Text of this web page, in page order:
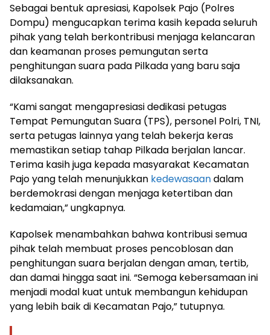
Sebagai bentuk apresiasi, Kapolsek Pajo (Polres
Dompu) mengucapkan terima kasih kepada seluruh
pihak yang telah berkontribusi menjaga kelancaran
dan keamanan proses pemungutan serta
penghitungan suara pada Pilkada yang baru saja
dilaksanakan.
“Kami sangat mengapresiasi dedikasi petugas
Tempat Pemungutan Suara (TPS), personel Polri, TNI,
serta petugas lainnya yang telah bekerja keras
memastikan setiap tahap Pilkada berjalan lancar.
Terima kasih juga kepada masyarakat Kecamatan
Pajo yang telah menunjukkan kedewasaandalam
berdemokrasi dengan menjaga ketertiban dan
kedamaian,” ungkapnya.
Kapolsek menambahkan bahwa kontribusi semua
pihak telah membuat proses pencoblosan dan
penghitungan suara berjalan dengan aman, tertib,
dan damai hingga saat ini. “Semoga kebersamaan ini
menjadi modal kuat untuk membangun kehidupan
yang lebih baik di Kecamatan Pajo,” tutupnya.